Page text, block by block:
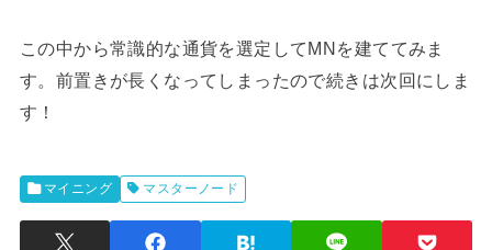
この中から常識的な通貨を選定してMNを建ててみま
す。前置きが長くなってしまったので続きは次回にしま
す！
マイニング マスターノード